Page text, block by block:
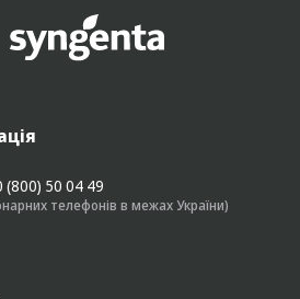
(800) 50 04 49
телефонів в межах України)